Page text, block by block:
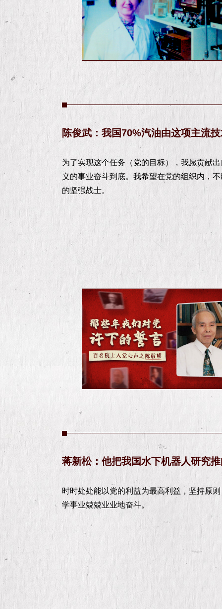
陈俊武：我国70%汽油由这项主流
为了实现这个任务（党的目标），我愿贡献
义的事业奋斗到底。我希望在党的组织内，
的坚强战士。
蒋新松：他把我国水下机器人研究
时时处处能以党的利益为最高利益，坚持原
学事业兢兢业业地奋斗。